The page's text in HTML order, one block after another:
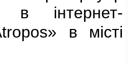
інтернет-
в місті